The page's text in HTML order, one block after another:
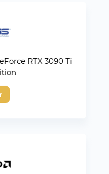
RTX 3090 Ti